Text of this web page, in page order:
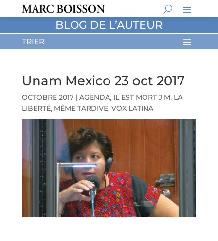
BLOG DE L’AUTEUR
Unam Mexico 23 oct 2017
OCTOBRE 2017| AGENDA, IL EST MORT JIM, LA
LIBERTÉ, MÊME TARDIVE, VOX LATINA